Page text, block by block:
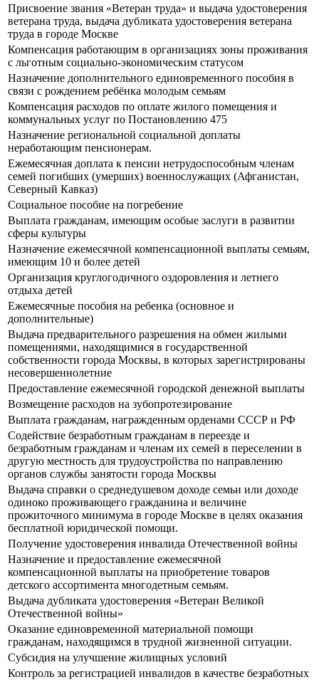
Присвоение звания «Ветеран труда» и выдача удостоверения
ветерана труда, выдача дубликата удостоверения ветерана
труда в городе Москве
Компенсация работающим в организациях зоны проживания
с льготным социально-экономическим статусом
Назначение дополнительного единовременного пособия в
связи с рождением ребёнка молодым семьям
Компенсация расходов по оплате жилого помещения и
коммунальных услуг по Постановлению 475
Назначение региональной социальной доплаты
неработающим пенсионерам.
Ежемесячная доплата к пенсии нетрудоспособным членам
семей погибших (умерших) военнослужащих (Афганистан,
Северный Кавказ)
Социальное пособие на погребение
Выплата гражданам, имеющим особые заслуги в развитии
сферы культуры
Назначение ежемесячной компенсационной выплаты семьям,
имеющим 10 и более детей
Организация круглогодичного оздоровления и летнего
отдыха детей
Ежемесячные пособия на ребенка (основное и
дополнительные)
Выдача предварительного разрешения на обмен жилыми
помещениями, находящимися в государственной
собственности города Москвы, в которых зарегистрированы
несовершеннолетние
Предоставление ежемесячной городской денежной выплаты
Возмещение расходов на зубопротезирование
Выплата гражданам, награжденным орденами СССР и РФ
Содействие безработным гражданам в переезде и
безработным гражданам и членам их семей в переселении в
другую местность для трудоустройства по направлению
органов службы занятости города Москвы
Выдача справки о среднедушевом доходе семьи или доходе
одиноко проживающего гражданина и величине
прожиточного минимума в городе Москве в целях оказания
бесплатной юридической помощи.
Получение удостоверения инвалида Отечественной войны
Назначение и предоставление ежемесячной
компенсационной выплаты на приобретение товаров
детского ассортимента многодетным семьям.
Выдача дубликата удостоверения «Ветеран Великой
Отечественной войны»
Оказание единовременной материальной помощи
гражданам, находящимся в трудной жизненной ситуации.
Субсидия на улучшение жилищных условий
Контроль за регистрацией инвалидов в качестве безработных